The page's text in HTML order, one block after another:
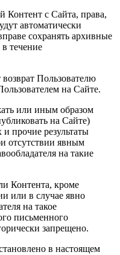
Контент с Сайта, права,
автоматически
сохранять архивные
течение
Пользователю
на Сайте.
или иным образом
на Сайте)
прочие результаты
отсутствии явным
на такие
Контента, кроме
или в случае явно
на такое
письменного
запрещено.
в настоящем